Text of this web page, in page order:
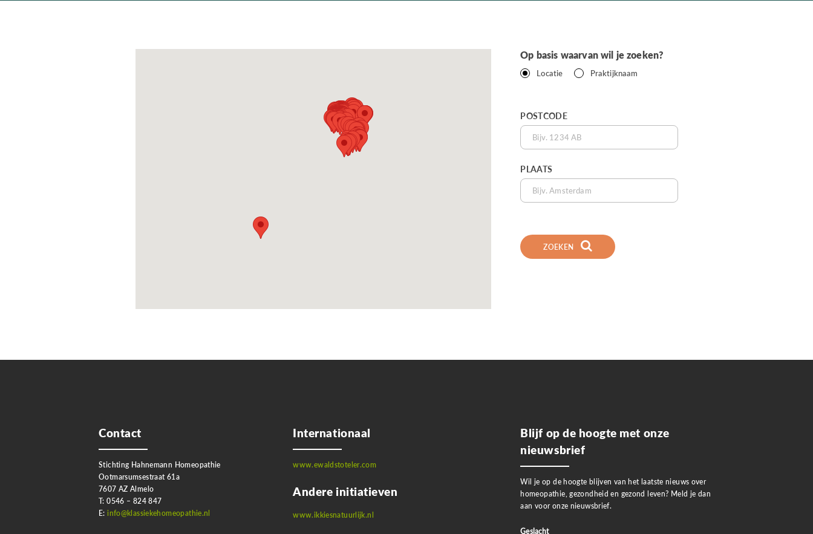
Op basis waarvan wil je zoeken?
Locatie Praktijknaam
POSTCODE
PLAATS
ZOEKEN
Contact
Stichting Hahnemann Homeopathie
Ootmarsumsestraat 61a
7607 AZ Almelo
T: 0546 – 824 847
E:info@klassiekehomeopathie.nl
Internationaal
www.ewaldstoteler.com
Andere initiatieven
www.ikkiesnatuurlijk.nl
Blijf op de hoogte met onze
nieuwsbrief
Wil je op de hoogte blijven van het laatste nieuws over
homeopathie, gezondheid en gezond leven? Meld je dan
aan voor onze nieuwsbrief.
Geslacht